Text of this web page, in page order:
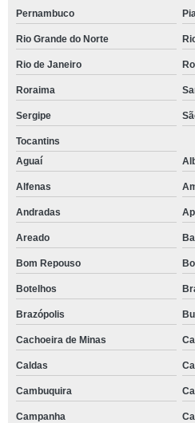
Pernambuco
Rio Grande do Norte
Rio de Janeiro
Roraima
Sergipe
Tocantins
Aguaí
Alfenas
Andradas
Areado
Bom Repouso
Botelhos
Brazópolis
Cachoeira de Minas
Caldas
Cambuquira
Campanha